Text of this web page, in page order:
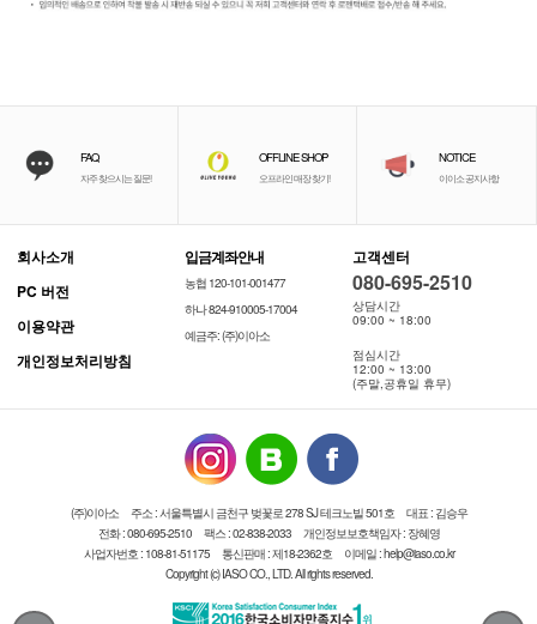
FAQ
자주 찾으시는 질문!
OFFLINE SHOP
오프라인 매장 찾기!
NOTICE
이이소 공지사항
회사소개
PC 버전
이용약관
개인정보처리방침
입금계좌안내
농협 120-101-001477
하나 824-910005-17004
예금주: (주)이아소
고객센터
080-695-2510
상담시간
09:00 ~ 18:00
점심시간
12:00 ~ 13:00
(주말,공휴일 휴무)
(주)이아소 주소 : 서울특별시 금천구 벚꽃로 278 SJ 테크노빌 501호
대표 : 김승우
전화 : 080-695-2510
팩스 : 02-838-2033
개인정보보호책임자 : 장혜영
사업자번호 : 108-81-51175
통신판매 : 제18-2362호
이메일 : help@iaso.co.kr
Copyright (c) IASO CO., LTD. All rights reserved.